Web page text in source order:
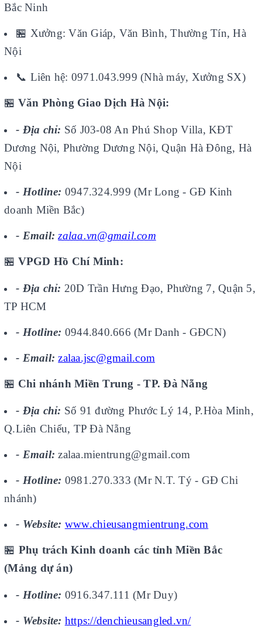
Bắc Ninh
🏪 Xưởng: Văn Giáp, Văn Bình, Thường Tín, Hà
Nội
📞 Liên hệ: 0971.043.999 (Nhà máy, Xưởng SX)
🏪 Văn Phòng Giao Dịch Hà Nội:
- Địa chỉ: Số J03-08 An Phú Shop Villa, KĐT
Dương Nội, Phường Dương Nội, Quận Hà Đông, Hà
Nội
- Hotline: 0947.324.999 (Mr Long - GĐ Kinh
doanh Miền Bắc)
- Email: zalaa.vn@gmail.com
🏪 VPGD Hồ Chí Minh:
- Địa chỉ: 20D Trần Hưng Đạo, Phường 7, Quận 5,
TP HCM
- Hotline: 0944.840.666 (Mr Danh - GĐCN)
- Email: zalaa.jsc@gmail.com
🏪 Chi nhánh Miền Trung - TP. Đà Nẵng
- Địa chỉ: Số 91 đường Phước Lý 14, P.Hòa Minh,
Q.Liên Chiểu, TP Đà Nẵng
- Email: zalaa.mientrung@gmail.com
- Hotline: 0981.270.333 (Mr N.T. Tý - GĐ Chi
nhánh)
- Website: www.chieusangmientrung.com
🏪 Phụ trách Kinh doanh các tỉnh Miền Bắc
(Mảng dự án)
- Hotline: 0916.347.111 (Mr Duy)
- Website: https://denchieusangled.vn/